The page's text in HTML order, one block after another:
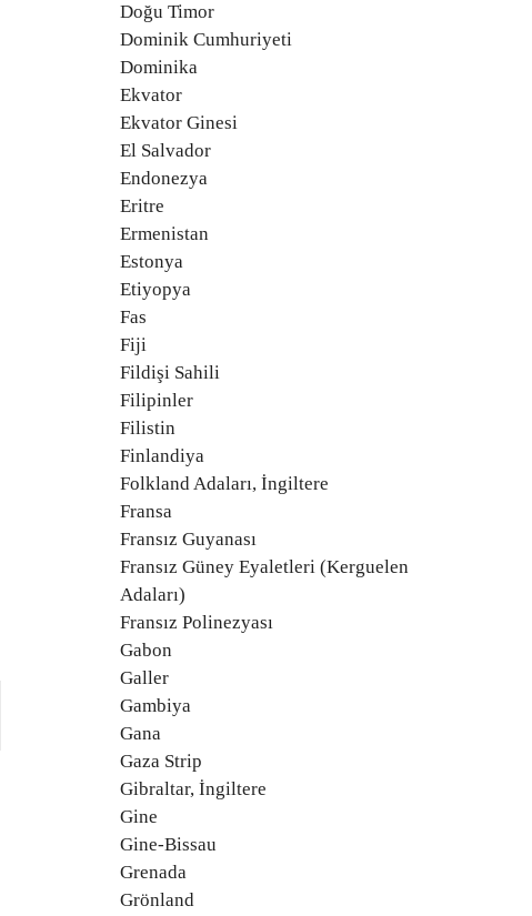
Doğu Timor
Dominik Cumhuriyeti
Dominika
Ekvator
Ekvator Ginesi
El Salvador
Endonezya
Eritre
Ermenistan
Estonya
Etiyopya
Fas
Fiji
Fildişi Sahili
Filipinler
Filistin
Finlandiya
Folkland Adaları, İngiltere
Fransa
Fransız Guyanası
Fransız Güney Eyaletleri (Kerguelen
Adaları)
Fransız Polinezyası
Gabon
Galler
Gambiya
Gana
Gaza Strip
Gibraltar, İngiltere
Gine
Gine-Bissau
Grenada
Grönland